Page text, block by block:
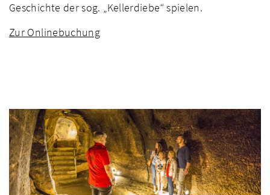
Geschichte der sog. „Kellerdiebe“ spielen.
Zur Onlinebuchung